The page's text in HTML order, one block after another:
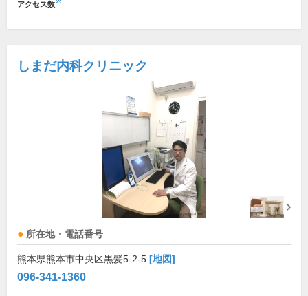
アクセス数
しまだ内科クリニック
所在地・電話番号
熊本県熊本市中央区黒髪5-2-5 [地図]
096-341-1360